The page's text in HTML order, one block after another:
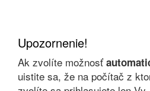
Upozornenie!
Ak zvolíte možnosť
uistite sa, že na počítač z